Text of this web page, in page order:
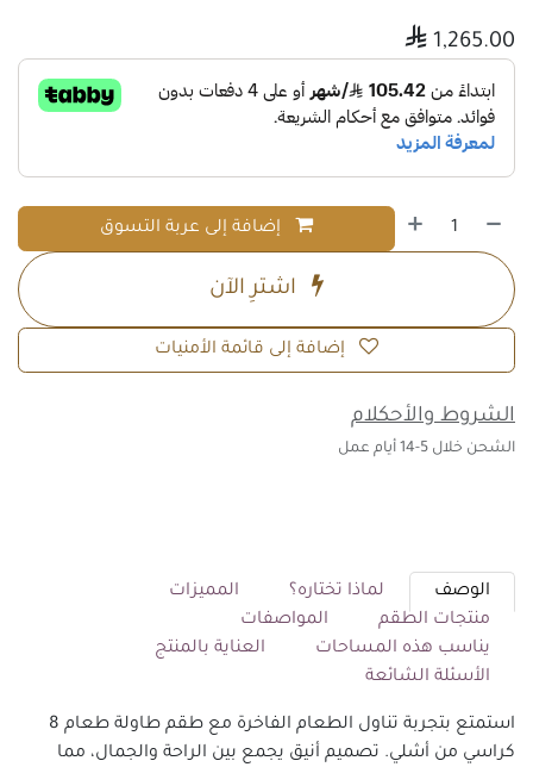
1,265.00
إضافة إلى عربة التسوق
اشترِ الآن
إضافة إلى قائمة الأمنيات
الشروط والأحكلام
الشحن خلال 5-14 أيام عمل
الوصف لماذا تختاره؟
المميزات
منتجات الطقم
المواصفات
يناسب هذه المساحات
العناية بالمنتج
الأسئلة الشائعة
استمتع بتجربة تناول الطعام الفاخرة مع طقم طاولة طعام 8
كراسي من أشلي. تصميم أنيق يجمع بين الراحة والجمال، مما